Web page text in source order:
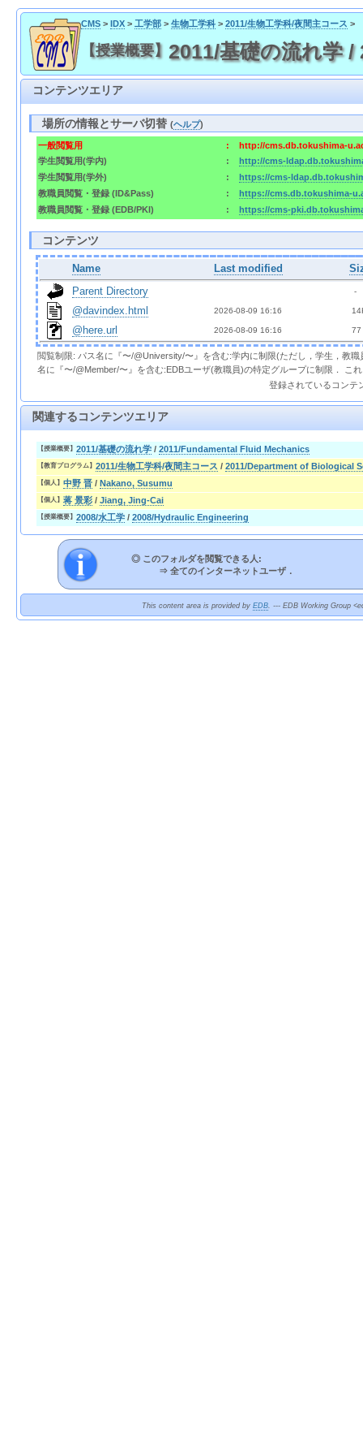
CMS> IDX> 工学部> 生物工学科> 2011/生物工学科/夜間主コース >
【授業概要】 2011/基礎の流れ学
コンテンツエリア
場所の情報とサーバ切替(ヘルプ)
一般閲覧用 :
http://cms.db.tokushima-
学生閲覧用(学内)
:
http://cms-
学生閲覧用(学外)
:
https://cms-
教職員閲覧・登録 (ID&Pass)
:
https://cms.db.tokushima-
教職員閲覧・登録 (EDB/PKI)
: https://cms-
コンテンツ
Name Last modified
Parent Directory
  -
@davindex.html 2026-08-09 16:16
@here.url 2026-08-09 16:16 77
閲覧制限: パス名に『〜/@University/〜』を含む:学内に制限(ただし，学生，教
名に『〜/@Member/〜』を含む:EDBユーザ(教職員)の特定グループに制限． こ
登録されているコンテ
関連するコンテンツエリア
【授業概要】 2011/基礎の流れ学 / 2011/Fundamental Fluid Mechanics
【教育プログラム】 2011/生物工学科/夜間主コース / 2011/Department of Biological
【個人】 中野 晋 / Nakano, Susumu
【個人】 蒋 景彩 / Jiang, Jing-Cai
【授業概要】 2008/水工学 / 2008/Hydraulic Engineering
◎ このフォルダを閲覧できる人:
⇒ 全てのインターネットユーザ．
This content area is provided by EDB. --- EDB Working Group